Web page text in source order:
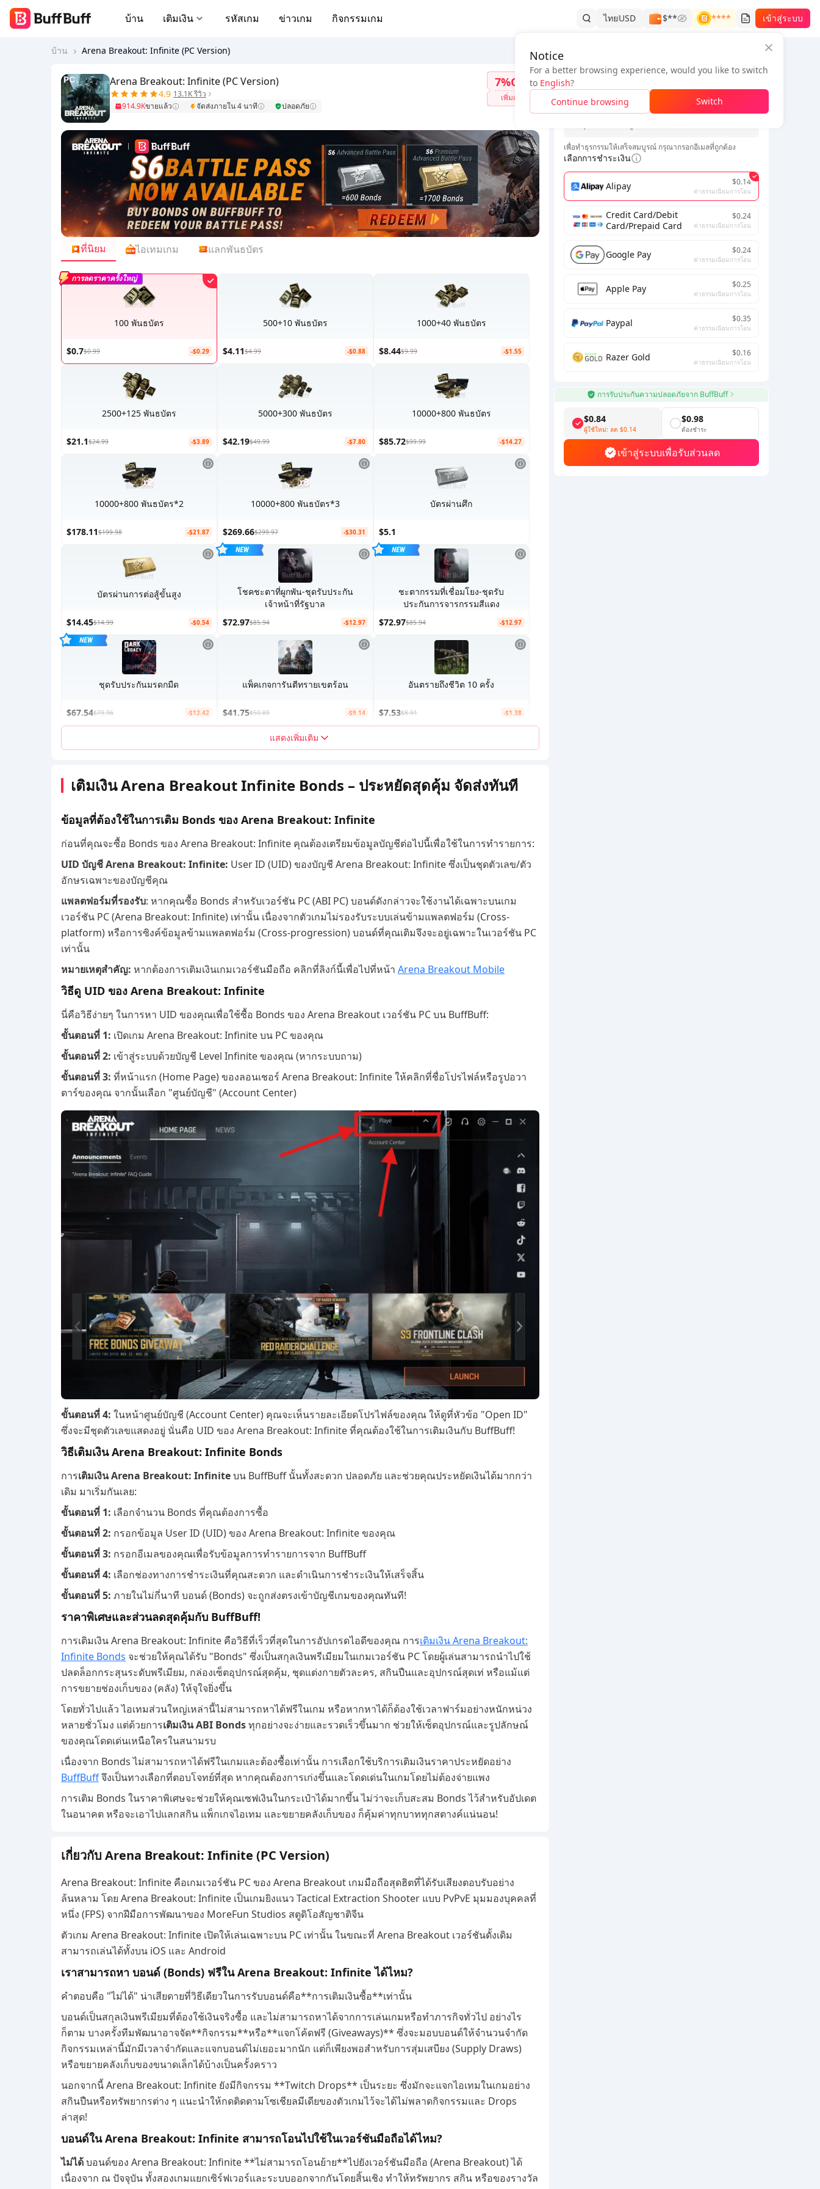
บ้าน เติมเงิน รหัสเกม ข่าวเกม กิจกรรมเกม ไทยUSD $** **** เข้าสู่ระบบ
บ้าน Arena Breakout: Infinite (PC Version)
ข้อมูลคำสั่งซื้อ
*
เพื่อทำธุรกรรมให้เสร็จสมบูรณ์ กรุณากรอกอีเมลที่ถูกต้อง
เลือกการชำระเงิน
Alipay $0.14
ค่าธรรมเนียมการโอน
Credit Card/Debit
Card/Prepaid Card
$0.24
ค่าธรรมเนียมการโอน
Google Pay $0.24
ค่าธรรมเนียมการโอน
Apple Pay $0.25
ค่าธรรมเนียมการโอน
Paypal $0.35
ค่าธรรมเนียมการโอน
Razer Gold $0.16
ค่าธรรมเนียมการโอน
การรับประกันความปลอดภัยจาก BuffBuff
$0.84
ผู้ใช้ใหม่: ลด $0.14
$0.98
ต้องชำระ
เข้าสู่ระบบเพื่อรับส่วนลด
Arena Breakout: Infinite (PC Version)
4.9 13.1K รีวิว
914.9Kขายแล้ว จัดส่งภายใน 4 นาที ปลอดภัย
7%OFF
เพิ่มเติม
ที่นิยม ไอเทมเกม แลกพันธบัตร
100 พันธบัตร
$0.7$0.99 -$0.29
การลดราคาครั้งใหญ่
500+10 พันธบัตร
$4.11$4.99 -$0.88
1000+40 พันธบัตร
$8.44$9.99 -$1.55
2500+125 พันธบัตร
$21.1$24.99 -$3.89
5000+300 พันธบัตร
$42.19$49.99 -$7.80
10000+800 พันธบัตร
$85.72$99.99 -$14.27
10000+800 พันธบัตร*2
$178.11$199.98 -$21.87
10000+800 พันธบัตร*3
$269.66$299.97 -$30.31
บัตรผ่านศึก
$5.1
บัตรผ่านการต่อสู้ขั้นสูง
$14.45$14.99 -$0.54
โชคชะตาที่ผูกพัน-ชุดรับประกัน
เจ้าหน้าที่รัฐบาล
$72.97$85.94 -$12.97
ชะตากรรมที่เชื่อมโยง-ชุดรับ
ประกันการจารกรรมสีแดง
$72.97$85.94 -$12.97
ชุดรับประกันมรดกมืด
$67.54$79.96 -$12.42
แพ็คเกจการันตีทรายเขตร้อน
$41.75$50.89 -$9.14
อันตรายถึงชีวิต 10 ครั้ง
$7.53$8.91 -$1.38
แสดงเพิ่มเติม
เติมเงิน Arena Breakout Infinite Bonds – ประหยัดสุดคุ้ม จัดส่งทันที
ข้อมูลที่ต้องใช้ในการเติม Bonds ของ Arena Breakout: Infinite
ก่อนที่คุณจะซื้อ Bonds ของ Arena Breakout: Infinite คุณต้องเตรียมข้อมูลบัญชีต่อไปนี้เพื่อใช้ในการทำรายการ:
UID บัญชี Arena Breakout: Infinite: User ID (UID) ของบัญชี Arena Breakout: Infinite ซึ่งเป็นชุดตัวเลข/ตัว
อักษรเฉพาะของบัญชีคุณ
แพลตฟอร์มที่รองรับ: หากคุณซื้อ Bonds สำหรับเวอร์ชัน PC (ABI PC) บอนด์ดังกล่าวจะใช้งานได้เฉพาะบนเกม
เวอร์ชัน PC (Arena Breakout: Infinite) เท่านั้น เนื่องจากตัวเกมไม่รองรับระบบเล่นข้ามแพลตฟอร์ม (Cross-
platform) หรือการซิงค์ข้อมูลข้ามแพลตฟอร์ม (Cross-progression) บอนด์ที่คุณเติมจึงจะอยู่เฉพาะในเวอร์ชัน PC
เท่านั้น
หมายเหตุสำคัญ: หากต้องการเติมเงินเกมเวอร์ชันมือถือ คลิกที่ลิงก์นี้เพื่อไปที่หน้า Arena Breakout Mobile
วิธีดู UID ของ Arena Breakout: Infinite
นี่คือวิธีง่ายๆ ในการหา UID ของคุณเพื่อใช้ซื้อ Bonds ของ Arena Breakout เวอร์ชัน PC บน BuffBuff:
ขั้นตอนที่ 1: เปิดเกม Arena Breakout: Infinite บน PC ของคุณ
ขั้นตอนที่ 2: เข้าสู่ระบบด้วยบัญชี Level Infinite ของคุณ (หากระบบถาม)
ขั้นตอนที่ 3: ที่หน้าแรก (Home Page) ของลอนเชอร์ Arena Breakout: Infinite ให้คลิกที่ชื่อโปรไฟล์หรือรูปอวา
ตาร์ของคุณ จากนั้นเลือก "ศูนย์บัญชี" (Account Center)
ขั้นตอนที่ 4: ในหน้าศูนย์บัญชี (Account Center) คุณจะเห็นรายละเอียดโปรไฟล์ของคุณ ให้ดูที่หัวข้อ "Open ID"
ซึ่งจะมีชุดตัวเลขแสดงอยู่ นั่นคือ UID ของ Arena Breakout: Infinite ที่คุณต้องใช้ในการเติมเงินกับ BuffBuff!
วิธีเติมเงิน Arena Breakout: Infinite Bonds
การเติมเงิน Arena Breakout: Infiniteบน BuffBuff นั้นทั้งสะดวก ปลอดภัย และช่วยคุณประหยัดเงินได้มากกว่า
เดิม มาเริ่มกันเลย:
ขั้นตอนที่ 1: เลือกจำนวน Bonds ที่คุณต้องการซื้อ
ขั้นตอนที่ 2: กรอกข้อมูล User ID (UID) ของ Arena Breakout: Infinite ของคุณ
ขั้นตอนที่ 3: กรอกอีเมลของคุณเพื่อรับข้อมูลการทำรายการจาก BuffBuff
ขั้นตอนที่ 4: เลือกช่องทางการชำระเงินที่คุณสะดวก และดำเนินการชำระเงินให้เสร็จสิ้น
ขั้นตอนที่ 5: ภายในไม่กี่นาที บอนด์ (Bonds) จะถูกส่งตรงเข้าบัญชีเกมของคุณทันที!
ราคาพิเศษและส่วนลดสุดคุ้มกับ BuffBuff!
การเติมเงิน Arena Breakout: Infinite คือวิธีที่เร็วที่สุดในการอัปเกรดไอดีของคุณ การเติมเงิน Arena Breakout:
Infinite Bonds จะช่วยให้คุณได้รับ "Bonds" ซึ่งเป็นสกุลเงินพรีเมียมในเกมเวอร์ชัน PC โดยผู้เล่นสามารถนำไปใช้
ปลดล็อกกระสุนระดับพรีเมียม, กล่องเซ็ตอุปกรณ์สุดคุ้ม, ชุดแต่งกายตัวละคร, สกินปืนและอุปกรณ์สุดเท่ หรือแม้แต่
การขยายช่องเก็บของ (คลัง) ให้จุใจยิ่งขึ้น
โดยทั่วไปแล้ว ไอเทมส่วนใหญ่เหล่านี้ไม่สามารถหาได้ฟรีในเกม หรือหากหาได้ก็ต้องใช้เวลาฟาร์มอย่างหนักหน่วง
หลายชั่วโมง แต่ด้วยการเติมเงิน ABI Bondsทุกอย่างจะง่ายและรวดเร็วขึ้นมาก ช่วยให้เซ็ตอุปกรณ์และรูปลักษณ์
ของคุณโดดเด่นเหนือใครในสนามรบ
เนื่องจาก Bonds ไม่สามารถหาได้ฟรีในเกมและต้องซื้อเท่านั้น การเลือกใช้บริการเติมเงินราคาประหยัดอย่าง
BuffBuffจึงเป็นทางเลือกที่ตอบโจทย์ที่สุด หากคุณต้องการเก่งขึ้นและโดดเด่นในเกมโดยไม่ต้องจ่ายแพง
การเติม Bonds ในราคาพิเศษจะช่วยให้คุณเซฟเงินในกระเป๋าได้มากขึ้น ไม่ว่าจะเก็บสะสม Bonds ไว้สำหรับอัปเดต
ในอนาคต หรือจะเอาไปแลกสกิน แพ็กเกจไอเทม และขยายคลังเก็บของ ก็คุ้มค่าทุกบาททุกสตางค์แน่นอน!
เกี่ยวกับ Arena Breakout: Infinite (PC Version)
Arena Breakout: Infinite คือเกมเวอร์ชัน PC ของ Arena Breakout เกมมือถือสุดฮิตที่ได้รับเสียงตอบรับอย่าง
ล้นหลาม โดย Arena Breakout: Infinite เป็นเกมยิงแนว Tactical Extraction Shooter แบบ PvPvE มุมมองบุคคลที่
หนึ่ง (FPS) จากฝีมือการพัฒนาของ MoreFun Studios สตูดิโอสัญชาติจีน
ตัวเกม Arena Breakout: Infinite เปิดให้เล่นเฉพาะบน PC เท่านั้น ในขณะที่ Arena Breakout เวอร์ชันดั้งเดิม
สามารถเล่นได้ทั้งบน iOS และ Android
เราสามารถหา บอนด์ (Bonds) ฟรีใน Arena Breakout: Infinite ได้ไหม?
คำตอบคือ "ไม่ได้" น่าเสียดายที่วิธีเดียวในการรับบอนด์คือ**การเติมเงินซื้อ**เท่านั้น
บอนด์เป็นสกุลเงินพรีเมียมที่ต้องใช้เงินจริงซื้อ และไม่สามารถหาได้จากการเล่นเกมหรือทำภารกิจทั่วไป อย่างไร
ก็ตาม บางครั้งทีมพัฒนาอาจจัด**กิจกรรม**หรือ**แจกโค้ดฟรี (Giveaways)** ซึ่งจะมอบบอนด์ให้จำนวนจำกัด
กิจกรรมเหล่านี้มักมีเวลาจำกัดและแจกบอนด์ไม่เยอะมากนัก แต่ก็เพียงพอสำหรับการสุ่มเสบียง (Supply Draws)
หรือขยายคลังเก็บของขนาดเล็กได้บ้างเป็นครั้งคราว
นอกจากนี้ Arena Breakout: Infinite ยังมีกิจกรรม **Twitch Drops** เป็นระยะ ซึ่งมักจะแจกไอเทมในเกมอย่าง
สกินปืนหรือทรัพยากรต่าง ๆ แนะนำให้กดติดตามโซเชียลมีเดียของตัวเกมไว้จะได้ไม่พลาดกิจกรรมและ Drops
ล่าสุด!
บอนด์ใน Arena Breakout: Infinite สามารถโอนไปใช้ในเวอร์ชันมือถือได้ไหม?
ไม่ได้บอนด์ของ Arena Breakout: Infinite **ไม่สามารถโอนย้าย**ไปยังเวอร์ชันมือถือ (Arena Breakout) ได้
เนื่องจาก ณ ปัจจุบัน ทั้งสองเกมแยกเซิร์ฟเวอร์และระบบออกจากกันโดยสิ้นเชิง ทำให้ทรัพยากร สกิน หรือของรางวัล
Notice
For a better browsing experience, would you like to switch
to English?
Continue browsing
Switch